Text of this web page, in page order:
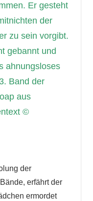
Er gesteht
der
zu sein vorgibt.
gebannt und
ahnungsloses
Band der
aus
©
der
erfährt der
ermordet